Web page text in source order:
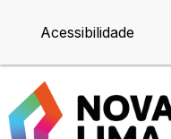
Acessibilidade